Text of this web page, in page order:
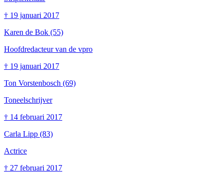
† 19 januari 2017
Karen de Bok (55)
Hoofdredacteur van de vpro
† 19 januari 2017
Ton Vorstenbosch (69)
Toneelschrijver
† 14 februari 2017
Carla Lipp (83)
Actrice
† 27 februari 2017